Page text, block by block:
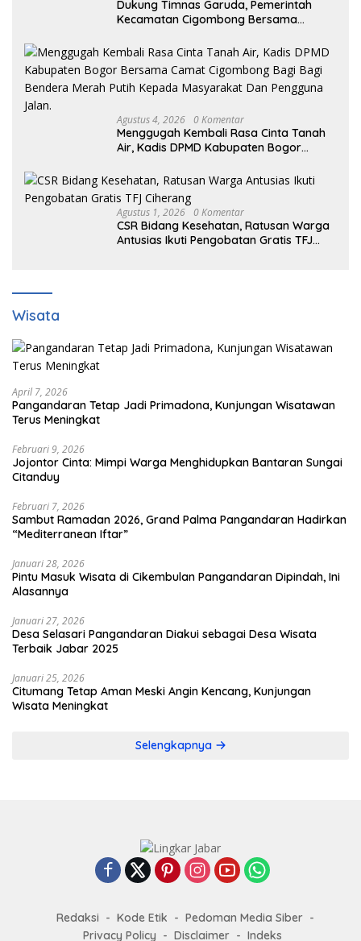
Dukung Timnas Garuda, Pemerintah
Kecamatan Cigombong Bersama
Agustus 4, 2026 0 Komentar
Menggugah Kembali Rasa Cinta Tanah
Air, Kadis DPMD Kabupaten Bogor
Bendera Merah Putih Kepada
Masyarakat Dan Pengguna Jalan.
Agustus 1, 2026 0 Komentar
CSR Bidang Kesehatan, Ratusan Warga
Antusias Ikuti Pengobatan Gratis TFJ
Wisata
April 7, 2026
Pangandaran Tetap Jadi Primadona, Kunjungan Wisatawan
Terus Meningkat
Februari 9, 2026
Jojontor Cinta: Mimpi Warga Menghidupkan Bantaran Sungai
Citanduy
Februari 7, 2026
Sambut Ramadan 2026, Grand Palma Pangandaran Hadirkan
“Mediterranean Iftar”
Januari 28, 2026
Pintu Masuk Wisata di Cikembulan Pangandaran Dipindah, Ini
Alasannya
Januari 27, 2026
Desa Selasari Pangandaran Diakui sebagai Desa Wisata
Terbaik Jabar 2025
Januari 25, 2026
Citumang Tetap Aman Meski Angin Kencang, Kunjungan
Wisata Meningkat
Selengkapnya
Redaksi Kode Etik
Pedoman Media Siber
Privacy Policy
Disclaimer Indeks